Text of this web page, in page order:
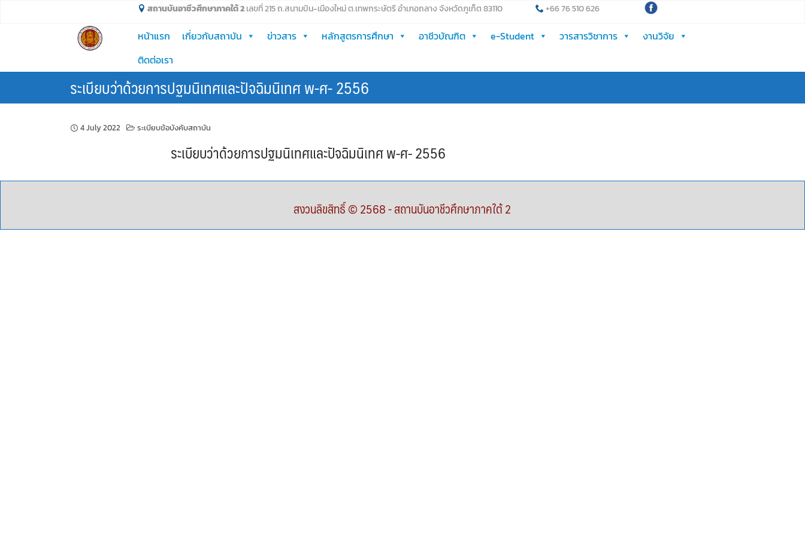
สถานบันอาชีวศึกษาภาคใต้ 2เลขที่ 215 ถ.สนามบิน-เมืองใหม่ ต.เทพกระษัตรี อำเภอถลาง จังหวัดภูเก็ต 83110 +66 76 510 626
หน้าแรก เกี่ยวกับสถาบัน ข่าวสาร หลักสูตรการศึกษา อาชีวบัณฑิต e-Student วารสารวิชาการ
งานวิจัย
ติดต่อเรา
ระเบียบว่าด้วยการปฐมนิเทศและปัจฉิมนิเทศ พ-ศ- 2556
4 July 2022 ระเบียบข้อบังคับสถาบัน
ระเบียบว่าด้วยการปฐมนิเทศและปัจฉิมนิเทศ พ-ศ- 2556
สงวนลิขสิทธิ์ © 2568 - สถานบันอาชีวศึกษาภาคใต้ 2